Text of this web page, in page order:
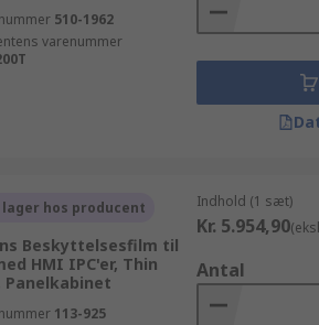
510-1962
varenummer
lager hos producent
Beskyttelsesfilm til
HMI IPC'er, Thin
Panelkabinet
113-925
Indhold (1 sæt)
Kr. 5.954,90
Antal